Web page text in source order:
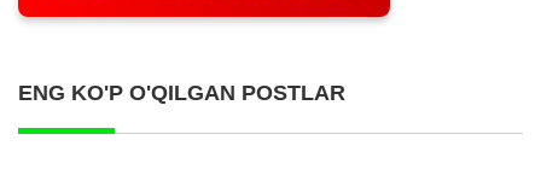
ENG KO'P O'QILGAN POSTLAR